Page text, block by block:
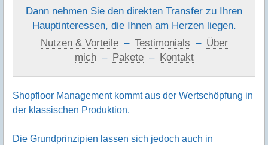
Dann nehmen Sie den direkten Transfer zu Ihren
Hauptinteressen, die Ihnen am Herzen liegen.
Nutzen & Vorteile– Testimonials – Über
mich– Pakete– Kontakt
Shopfloor Management kommt aus der Wertschöpfung in
der klassischen Produktion.
Die Grundprinzipien lassen sich jedoch auch in